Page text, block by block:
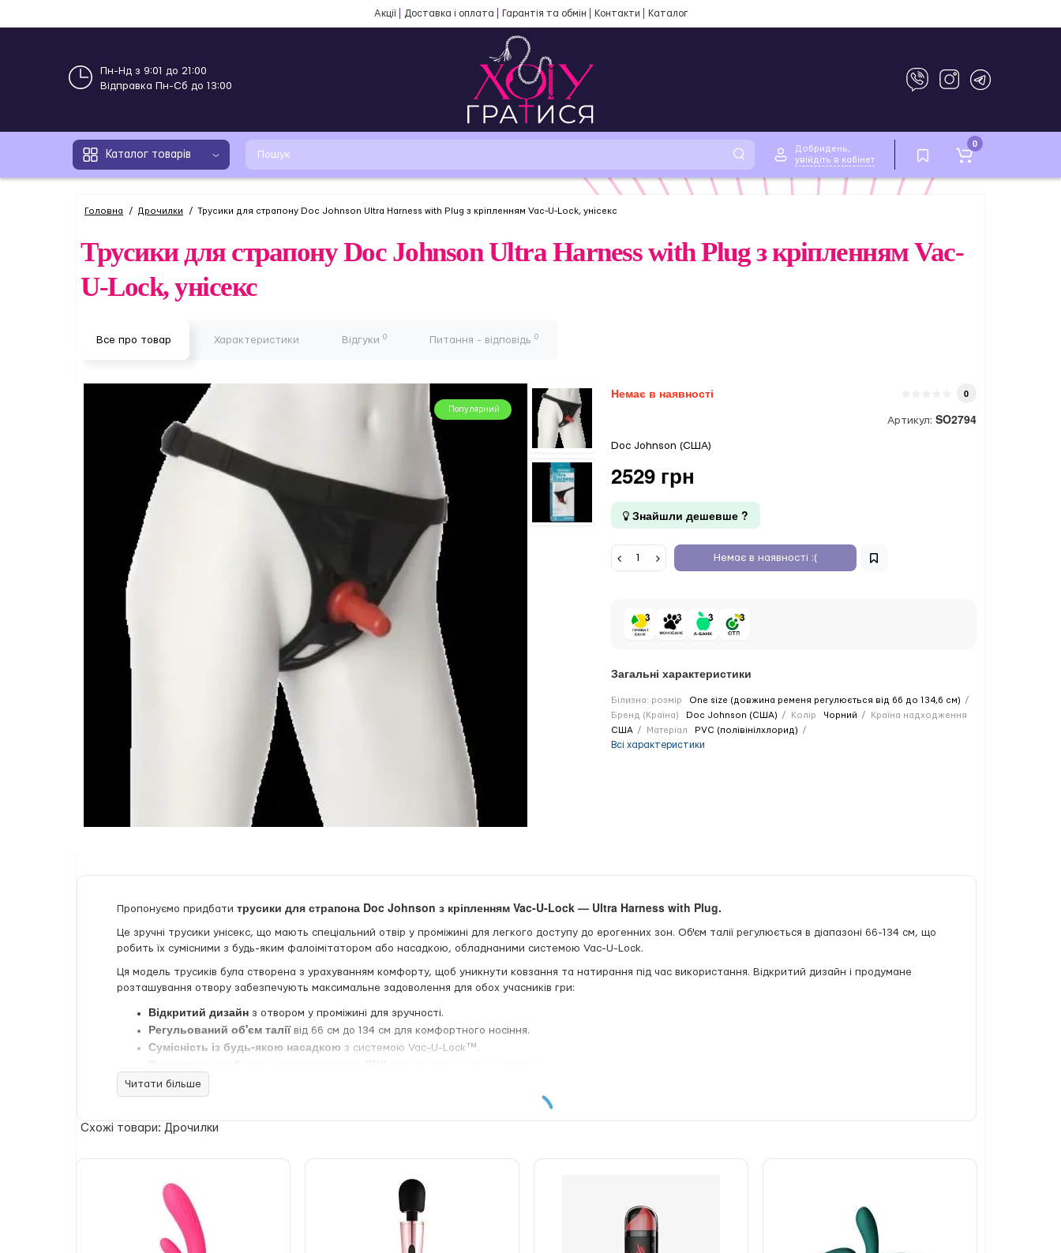
Акції Доставка і оплата Гарантія та обмін Контакти Каталог
Пн-Нд з 9:01 до 21:00
Відправка Пн-Сб до 13:00
Каталог товарів
Добридень,
увійдіть в кабінет
0
Головна Дрочилки Трусики для страпону Doc Johnson Ultra Harness with Plug з кріпленням Vac-U-Lock, унісекс
Трусики для страпону Doc Johnson Ultra Harness with Plug з кріпленням Vac-
U-Lock, унісекс
Все про товар Характеристики Відгуки 0 Питання - відповідь 0
Популярний
Немає в наявності 0
Артикул: SO2794
Doc Johnson (США)
2529 грн
Знайшли дешевше ?
Немає в наявності :(
Загальні характеристики
Білизна: розмір
One size (довжина ременя регулюється від 66 до 134,6 см)
Бренд (Країна)
Doc Johnson (США) Колір Чорний
Країна надходження
США
Матеріал PVC (полівінілхлорид)
Всі характеристики
Пропонуємо придбати трусики для страпона Doc Johnson з кріпленням Vac-U-Lock — Ultra Harness with Plug.
Це зручні трусики унісекс, що мають спеціальний отвір у проміжині для легкого доступу до ерогенних зон. Об'єм талії регулюється в діапазоні 66-134 см, що
робить їх сумісними з будь-яким фалоімітатором або насадкою, обладнаними системою Vac-U-Lock.
Ця модель трусиків була створена з урахуванням комфорту, щоб уникнути ковзання та натирання під час використання. Відкритий дизайн і продумане
розташування отвору забезпечують максимальне задоволення для обох учасників гри:
Відкритий дизайн з отвором у проміжині для зручності.
Регульований об'єм таліївід 66 см до 134 см для комфортного носіння.
Сумісність із будь-якою насадкою з системою Vac-U-Lock™.
Ця абсолютно універсальна модель підходить для всіх! Просто виберіть свою улюблену насадку і насолоджуйтеся незабутніми моментами!
Читати більше
Схожі товари: Дрочилки